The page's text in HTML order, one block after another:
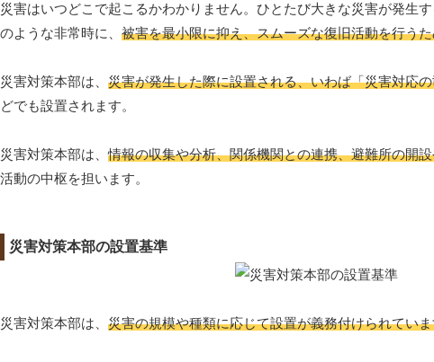
災害はいつどこで起こるかわかりません。ひとたび大きな災害が発生
のような非常時に、 被害を最小限に抑え、スムーズな復旧活動を行う
災害対策本部は、 災害が発生した際に設置される、いわば「災害対応
どでも設置されます。
災害対策本部は、情報の収集や分析、関係機関との連携、避難所の開
活動の中枢を担います。
災害対策本部の設置基準
災害対策本部は、 災害の規模や種類に応じて設置が義務付けられてい